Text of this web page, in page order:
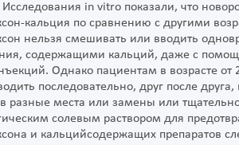
Исследования in vitro показали, что
кальция по сравнению с другими
нельзя смешивать или вводить
содержащими кальций, даже с
Однако пациентам в возрасте
последовательно, друг после
разные места или замены или
солевым раствором для
и кальцийсодержащих препаратов